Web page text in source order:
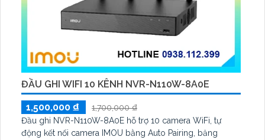
ĐẦU GHI WIFI 10 KÊNH NVR-N110W-8A0E
1,500,000 ₫
1,700,000 ₫
Đầu ghi NVR-N110W-8A0E hỗ trợ 10 camera WiFi, tự
động kết nối camera IMOU bằng Auto Pairing, băng